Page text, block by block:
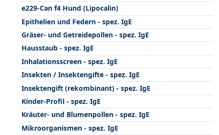
e229-Can f4 Hund (Lipocalin)
Epithelien und Federn - spez. IgE
Gräser- und Getreidepollen - spez. IgE
Hausstaub - spez. IgE
Inhalationsscreen - spez. IgE
Insekten / Insektengifte - spez. IgE
Insektengift (rekombinant) - spez. IgE
Kinder-Profil - spez. IgE
Kräuter- und Blumenpollen - spez. IgE
Mikroorganismen - spez. IgE